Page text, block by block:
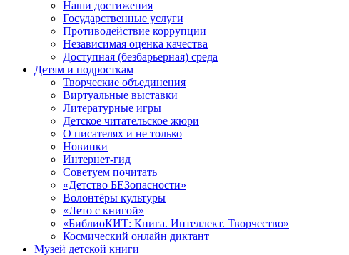
Наши достижения
Государственные услуги
Противодействие коррупции
Независимая оценка качества
Доступная (безбарьерная) среда
Детям и подросткам
Творческие объединения
Виртуальные выставки
Литературные игры
Детское читательское жюри
О писателях и не только
Новинки
Интернет-гид
Советуем почитать
«Детство БЕЗопасности»
Волонтёры культуры
«Лето с книгой»
«БиблиоКИТ: Книга. Интеллект. Творчество»
Космический онлайн диктант
Музей детской книги